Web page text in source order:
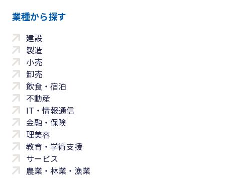
業種から探す
建設
製造
小売
卸売
飲食・宿泊
不動産
IT・情報通信
金融・保険
理美容
教育・学術支援
サービス
農業・林業・漁業